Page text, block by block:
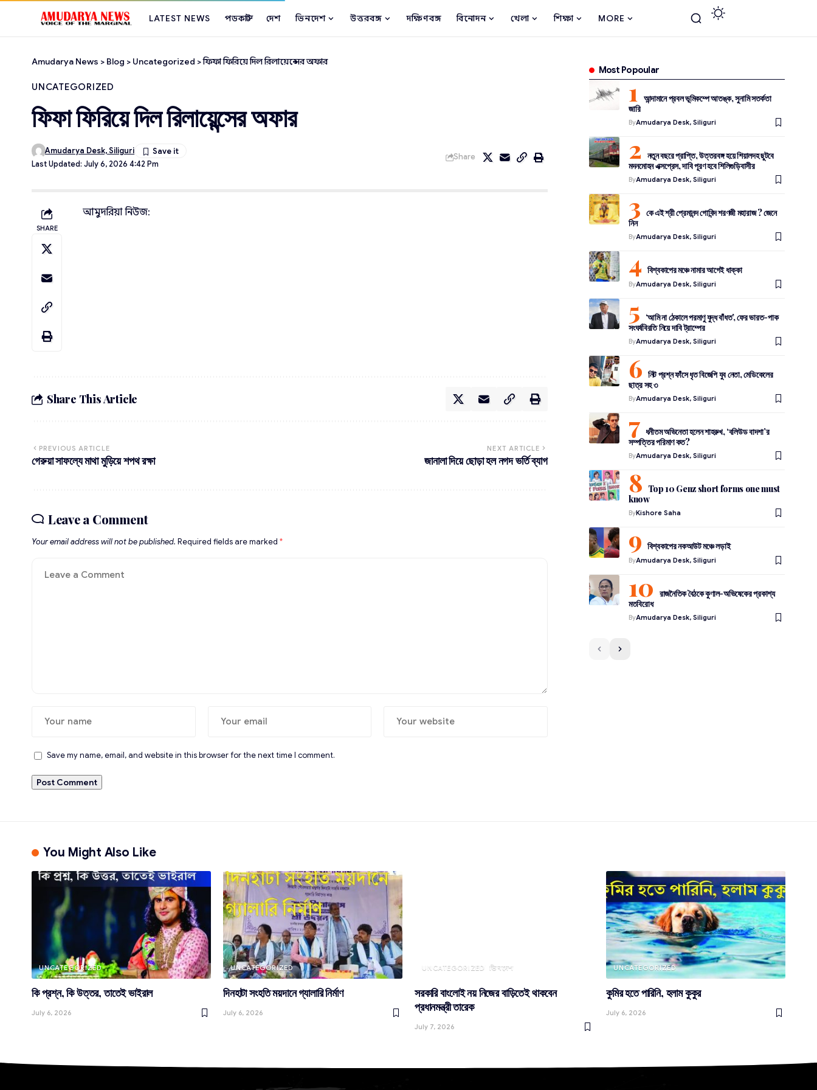
LATEST NEWS পডকাস্ট দেশ ভিনদেশ উত্তরবঙ্গ দক্ষিণবঙ্গ বিনোদন খেলা শিক্ষা MORE
Amudarya News > Blog > Uncategorized >ফিফা ফিরিয়ে দিল রিলায়েন্সের অফার
UNCATEGORIZED
ফিফা ফিরিয়ে দিল রিলায়েন্সের অফার
Last Updated: July 6, 2026 4:42 Pm
Amudarya Desk, Siliguri
Share
SHARE
আমুদরিয়া নিউজ:
Share This Article
PREVIOUS ARTICLE
গেরুয়া সাফল্যে মাথা মুড়িয়ে শপথ রক্ষা
NEXT ARTICLE
জানালা দিয়ে ছোড়া হল নগদ ভর্তি ব্যাগ
Leave a Comment
Your email address will not be published. Required fields are marked *
Save my name, email, and website in this browser for the next time I comment.
Most Popoular
আন্দামানে প্রবল ভূমিকম্পে আতঙ্ক, সুনামি সতর্কতা
জারি
ByAmudarya Desk, Siliguri
নতুন বছরে প্রাপ্তি, উত্তরবঙ্গ হয়ে শিয়ালদহ ছুটবে
মদনমোহন এক্সপ্রেস, দাবি পূরণ হবে শিলিগুড়িবাসীর
ByAmudarya Desk, Siliguri
কে এই শ্রী প্রেমানন্দ গোবিন্দ শরণজী মহারাজ ? জেনে
নিন
ByAmudarya Desk, Siliguri
বিশ্বকাপের মঞ্চে নামার আগেই ধাক্কা
ByAmudarya Desk, Siliguri
‘আমি না ঠেকালে পরমাণু যুদ্ধ বাঁধত’, ফের ভারত-পাক
সংঘর্ষবিরতি নিয়ে দাবি ট্রাম্পের
ByAmudarya Desk, Siliguri
নিট প্রশ্ন ফাঁসে ধৃত বিজেপি যুব নেতা, মেডিকেলের
ছাত্র সহ ৩
ByAmudarya Desk, Siliguri
ধনীতম অভিনেতা হলেন শাহরুখ, ‘বলিউড বাদশা’র
সম্পত্তির পরিমাণ কত?
ByAmudarya Desk, Siliguri
Top 10 Genz short forms one must
know
ByKishore Saha
বিশ্বকাপের নকআউট মঞ্চে লড়াই
ByAmudarya Desk, Siliguri
রাজনৈতিক বৈঠকে কুণাল-অভিষেকের প্রকাশ্য
মতবিরোধ
ByAmudarya Desk, Siliguri
You Might Also Like
UNCATEGORIZED
কি প্রশ্ন, কি উত্তর, তাতেই ভাইরাল
July 6, 2026
UNCATEGORIZED
দিনহাটা সংহতি ময়দানে গ্যালারি নির্মাণ
July 6, 2026
UNCATEGORIZED ভিনদেশ
সরকারি বাংলোই নয় নিজের বাড়িতেই থাকবেন
প্রধানমন্ত্রী তারেক
July 7, 2026
UNCATEGORIZED
কুমির হতে পারিনি, হলাম কুকুর
July 6, 2026